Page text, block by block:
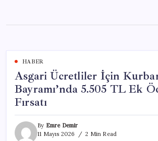
content
HABER
Asgari Ücretliler İçin
Bayramı’nda 5.505 TL Ek
Fırsatı
By Emre Demir
11 Mayıs 2026
2 Min Read